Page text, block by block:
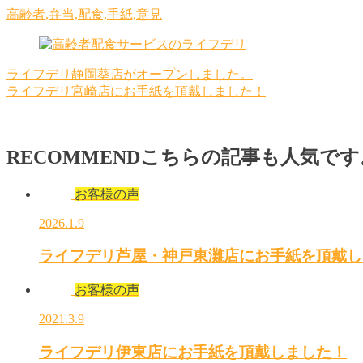
高齢者,弁当,配食,手紙,意見
ライフデリ静岡葵店がオープンしました。
ライフデリ宮崎店にお手紙を頂戴しました！
RECOMMENDこちらの記事も人気です
お客様の声
2026.1.9
ライフデリ芦屋・神戸東灘店にお手紙を頂戴し
お客様の声
2021.3.9
ライフデリ伊東店にお手紙を頂戴しました！